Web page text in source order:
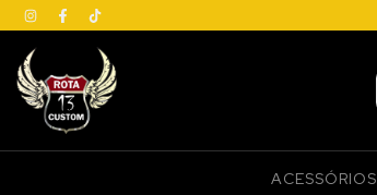
ACESSÓRIOS